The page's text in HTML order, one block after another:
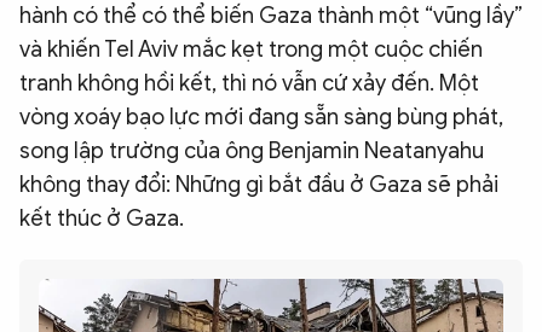
hành có thể có thể biến Gaza thành một “vũng lầy”
và khiến Tel Aviv mắc kẹt trong một cuộc chiến
tranh không hồi kết, thì nó vẫn cứ xảy đến. Một
vòng xoáy bạo lực mới đang sẵn sàng bùng phát,
song lập trường của ông Benjamin Neatanyahu
không thay đổi: Những gì bắt đầu ở Gaza sẽ phải
kết thúc ở Gaza.